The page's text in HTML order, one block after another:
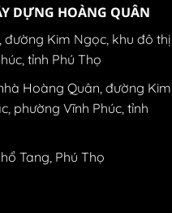
DỰNG HOÀNG QUÂN
Kim Ngọc, khu đô thị
tỉnh Phú Thọ
Hoàng Quân, đường Kim
phường Vĩnh Phúc, tỉnh
Tang, Phú Thọ